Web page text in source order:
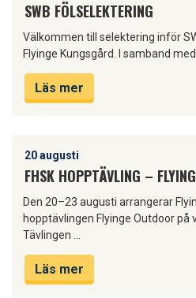
SWB FÖLSELEKTERING
Välkommen till selektering inför
Flyinge Kungsgård. I samband med
Läs mer
20 augusti
FHSK HOPPTÄVLING –
Den 20–23 augusti arrangerar
hopptävlingen Flyinge Outdoor på
Tävlingen …
Läs mer